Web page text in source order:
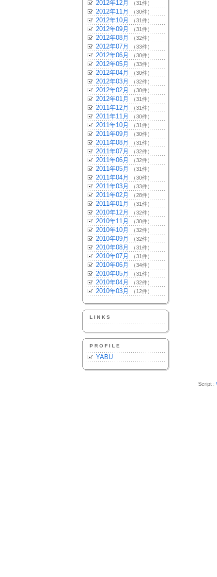
2012年12月 （31件）
2012年11月 （30件）
2012年10月 （31件）
2012年09月 （31件）
2012年08月 （32件）
2012年07月 （33件）
2012年06月 （30件）
2012年05月 （33件）
2012年04月 （30件）
2012年03月 （32件）
2012年02月 （30件）
2012年01月 （31件）
2011年12月 （31件）
2011年11月 （30件）
2011年10月 （31件）
2011年09月 （30件）
2011年08月 （31件）
2011年07月 （32件）
2011年06月 （32件）
2011年05月 （31件）
2011年04月 （30件）
2011年03月 （33件）
2011年02月 （28件）
2011年01月 （31件）
2010年12月 （32件）
2010年11月 （30件）
2010年10月 （32件）
2010年09月 （32件）
2010年08月 （31件）
2010年07月 （31件）
2010年06月 （34件）
2010年05月 （31件）
2010年04月 （32件）
2010年03月 （12件）
LINKS
PROFILE
YABU
Script :